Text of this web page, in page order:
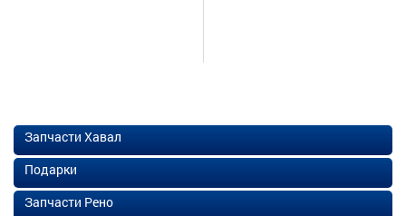
Запчасти Хавал
Подарки
Запчасти Рено